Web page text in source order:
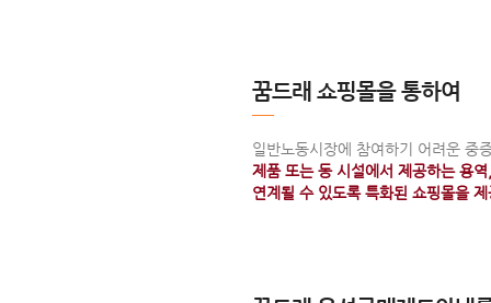
꿈드래 쇼핑몰을 통하여
일반노동시장에 참여하기 어려운 중
제품 또는 동 시설에서 제공하는 용
연계될 수 있도록 특화된 쇼핑몰을 제